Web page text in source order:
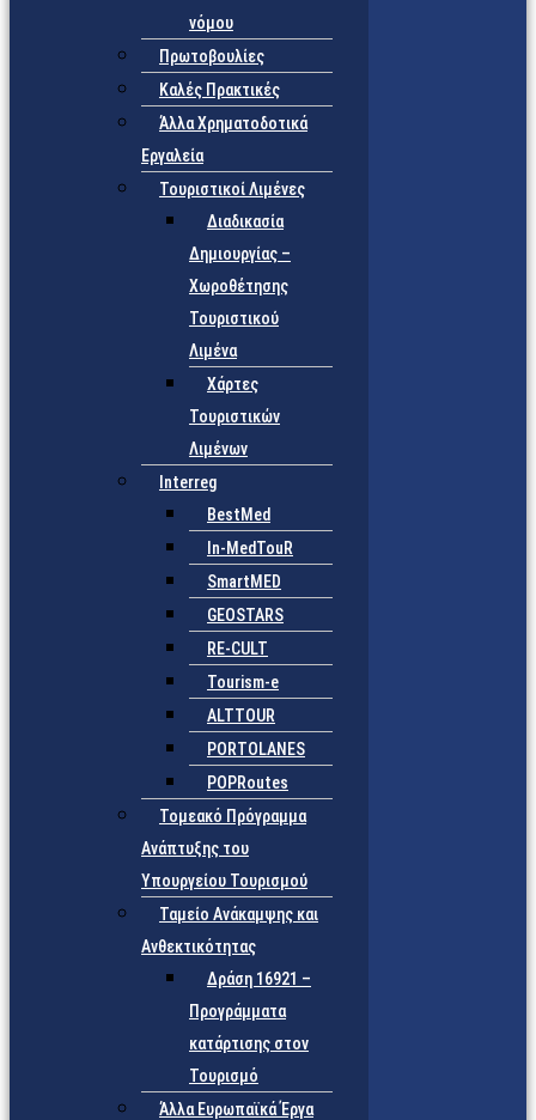
νόμου
Πρωτοβουλίες
Καλές Πρακτικές
Άλλα Χρηματοδοτικά
Εργαλεία
Τουριστικοί Λιμένες
Διαδικασία
Δημιουργίας –
Χωροθέτησης
Τουριστικού
Λιμένα
Χάρτες
Τουριστικών
Λιμένων
Interreg
BestMed
In-MedTouR
SmartMED
GEOSTARS
RE-CULT
Tourism-e
ALTTOUR
PORTOLANES
POPRoutes
Τομεακό Πρόγραμμα
Ανάπτυξης του
Υπουργείου Τουρισμού
Ταμείο Ανάκαμψης και
Ανθεκτικότητας
Δράση 16921 –
Προγράμματα
κατάρτισης στον
Τουρισμό
Άλλα Ευρωπαϊκά Έργα